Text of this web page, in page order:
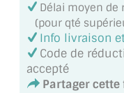
MIROIR TV
VERRE SUR
VERRE
Délai moyen
(pour qté
Info livraison
Code de
accepté
Partager